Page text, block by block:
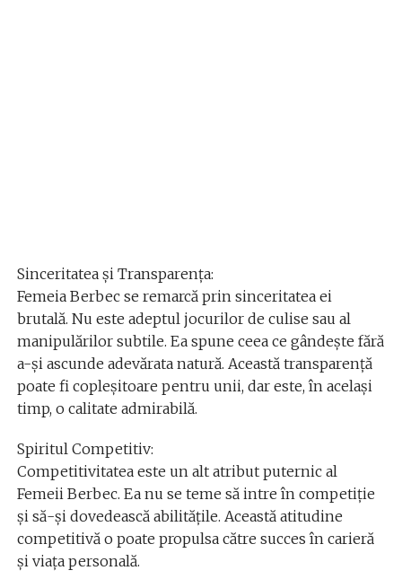
Sinceritatea și Transparența:
Femeia Berbec se remarcă prin sinceritatea ei
brutală. Nu este adeptul jocurilor de culise sau al
manipulărilor subtile. Ea spune ceea ce gândește fără
a-și ascunde adevărata natură. Această transparență
poate fi copleșitoare pentru unii, dar este, în același
timp, o calitate admirabilă.
Spiritul Competitiv:
Competitivitatea este un alt atribut puternic al
Femeii Berbec. Ea nu se teme să intre în competiție
și să-și dovedească abilitățile. Această atitudine
competitivă o poate propulsa către succes în carieră
și viața personală.